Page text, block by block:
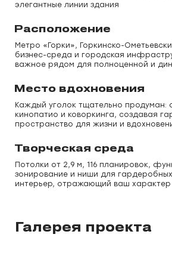
элегантные линии здания
Расположение
Метро «Горки», Горкинско-
бизнес-среда и городская
важное рядом для полноценной и
Место вдохновения
Каждый уголок тщательно продуман:
кинопатио и коворкинга, создавая
пространство для жизни и
Творческая среда
Потолки от 2,9 м, 116 планировок,
зонирование и ниши для
интерьер, отражающий ваш характер
Галерея проекта